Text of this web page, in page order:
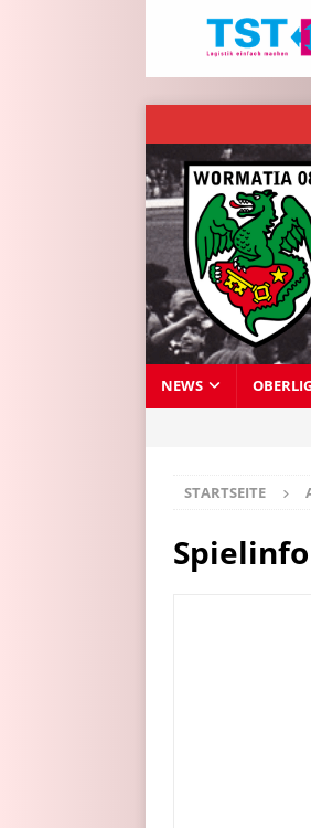
NEWS
STARTSEITE
Spielinfo